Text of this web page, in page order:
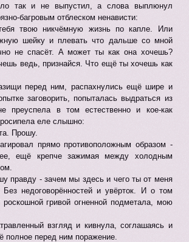
так и не выпустил, а слова выплюнул
багровым отблеском ненависти:
твою никчёмную жизнь по капле. Или
шейку и плевать что дальше со мной
не спасёт. А может ты как она хочешь?
ведь, признайся. Что ещё ты хочешь как
перед ним, распахнулись ещё шире и
заговорить, попыталась выдраться из
преуспела в том естественно и кое-как
еле слышно:
Прошу.
прямо противоположным образом -
ещё крепче зажимая между холодным
правду - зачем мы здесь и чего ты от меня
недоговорённостей и увёрток. И о том
гривой огненной подметала, мою
взгляд и кивнула, соглашаясь и
полное перед ним поражение.